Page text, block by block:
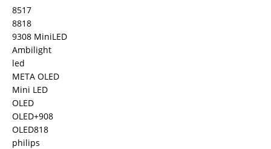
8517
8818
9308 MiniLED
Ambilight
led
META OLED
Mini LED
OLED
OLED+908
OLED818
philips